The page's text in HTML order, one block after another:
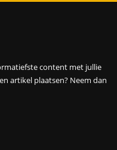
content met jullie
artikel plaatsen? Neem dan